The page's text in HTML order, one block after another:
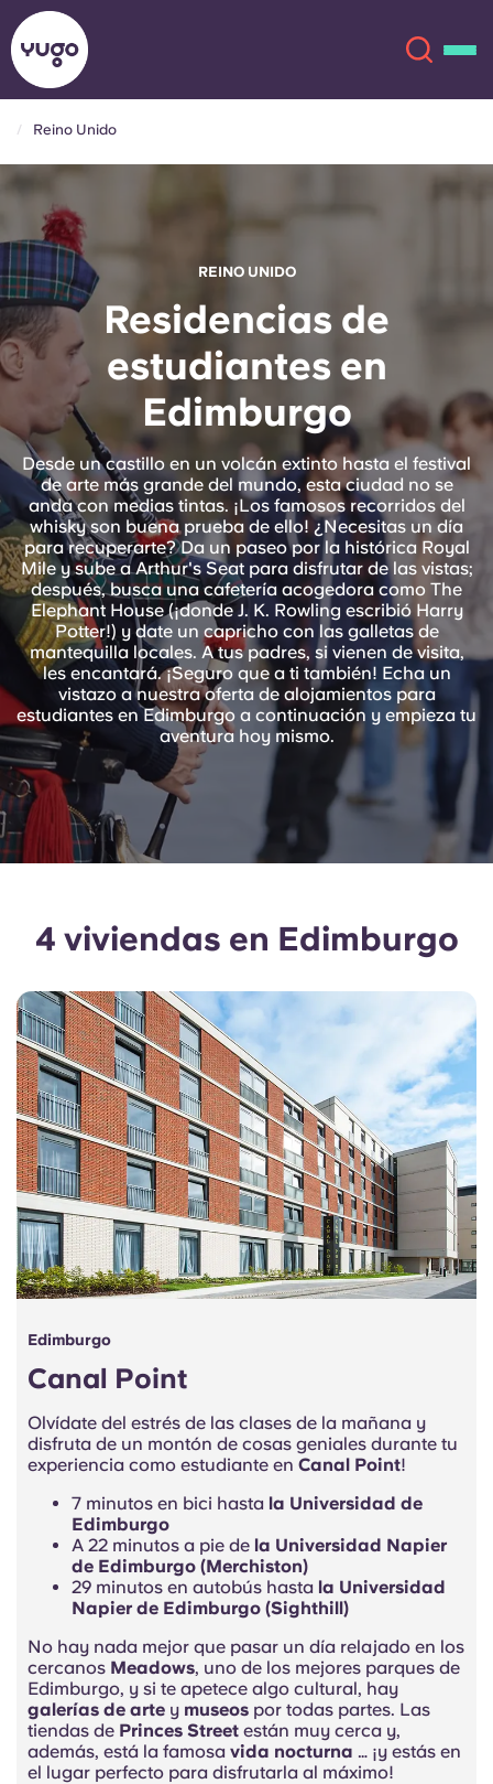
Acerca de
Ubicaciones
Más
Cuenta Idioma
English (GB)
English (US)
Chinese
Español
Català
French
Portuguese
Elige un país
Elige una ciudad
Elige una residencia
Iniciar sesión
Reserva ahora
Català
Italian French
Portuguese
Reino Unido
REINO UNIDO
Residencias de
estudiantes en
Edimburgo
Desde un castillo en un volcán extinto hasta el festival
de arte más grande del mundo, esta ciudad no se
anda con medias tintas. ¡Los famosos recorridos del
whisky son buena prueba de ello! ¿Necesitas un día
para recuperarte? Da un paseo por la histórica Royal
Mile y sube a Arthur's Seat para disfrutar de las vistas;
después, busca una cafetería acogedora como The
Elephant House (¡donde J. K. Rowling escribió Harry
Potter!) y date un capricho con las galletas de
mantequilla locales. A tus padres, si vienen de visita,
les encantará. ¡Seguro que a ti también! Echa un
vistazo a nuestra oferta de alojamientos para
estudiantes en Edimburgo a continuación y empieza tu
aventura hoy mismo.
4 viviendas en Edimburgo
Edimburgo
Canal Point
Olvídate del estrés de las clases de la mañana y
disfruta de un montón de cosas geniales durante tu
experiencia como estudiante en Canal Point!
7 minutos en bici hasta la Universidad de
Edimburgo
A 22 minutos a pie de la Universidad Napier
de Edimburgo (Merchiston)
29 minutos en autobús hasta la Universidad
Napier de Edimburgo (Sighthill)
No hay nada mejor que pasar un día relajado en los
cercanos Meadows, uno de los mejores parques de
Edimburgo, y si te apetece algo cultural, hay
galerías de arte y museos por todas partes. Las
tiendas de Princes Street están muy cerca y,
además, está la famosa vida nocturna … ¡y estás en
el lugar perfecto para disfrutarla al máximo!